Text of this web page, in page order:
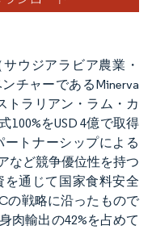
サウジアラビア農業・
チャーであるMinerva
トラリアン・ラム・カ
100%をUSD 4億で取得
ートナーシップによる
など競争優位性を持つ
通じて国家食料安全
の戦略に沿ったもので
肉輸出の42%を占めて